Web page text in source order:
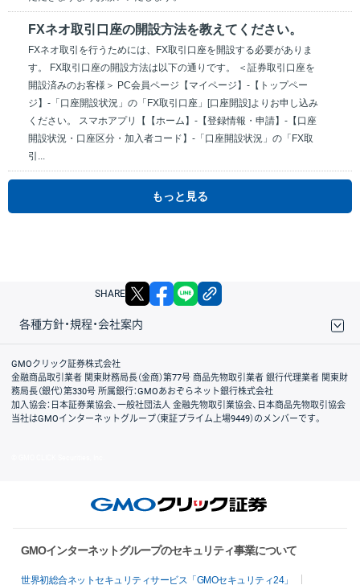
FXネオ取引口座の開設方法を教えてください。
FXネオ取引を行うためには、FX取引口座を開設する必要がありま
す。 FX取引口座の開設方法は以下の通りです。 ＜証券取引口座を
開設済みのお客様＞ PC会員ページ【マイページ】-【トップペー
ジ】-「口座開設状況」の「FX取引口座」[口座開設]よりお申し込み
ください。 スマホアプリ【【ホーム】-【登録情報・申請】-【口座
開設状況・口座区分・加入者コード】-「口座開設状況」の「FX取
引...
もっと見る
SHARE X facebook
各種方針・規程・会社案内
取引規程・約款
サイトマップ
その他のご案内
個人情報保護方針
最良執行方針
サイトのご利用について
ディスクレイマー
信託保全
リスク説明
会社案内
GMOクリック証券株式会社
金融商品取引業者 関東財務局長（金商）第77号 商品先物取引業者 銀行代理業者 関東財
務局長（銀代）第330号 所属銀行：GMOあおぞらネット銀行株式会社
加入協会：日本証券業協会、一般社団法人 金融先物取引業協会、日本商品先物取引協会
当社はGMOインターネットグループ（東証プライム上場9449）のメンバーです。
GMOインターネットグループのセキュリティ事業について
世界初総合ネットセキュリティサービス「GMOセキュリティ24」